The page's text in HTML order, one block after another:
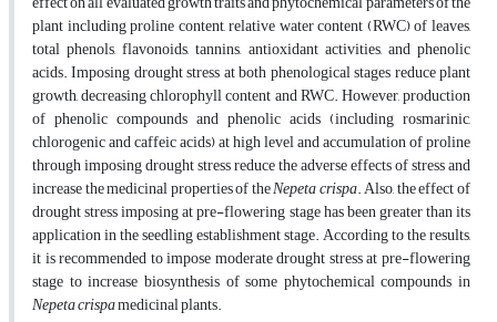
plant including proline content, relative water content (RWC) of leaves,
total phenols, flavonoids, tannins, antioxidant activities, and phenolic
acids. Imposing drought stress at both phenological stages reduce plant
growth, decreasing chlorophyll content and RWC. However, production
of phenolic compounds and phenolic acids (including rosmarinic,
chlorogenic and caffeic acids) at high level and accumulation of proline
through imposing drought stress reduce the adverse effects of stress and
increase the medicinal properties of theNepeta crispa. Also, the effect of
drought stress imposing at pre-flowering stage has been greater than its
application in the seedling establishment stage. According to the results,
it is recommended to impose moderate drought stress at pre-flowering
stage to increase biosynthesis of some phytochemical compounds in
Nepeta crispamedicinal plants.